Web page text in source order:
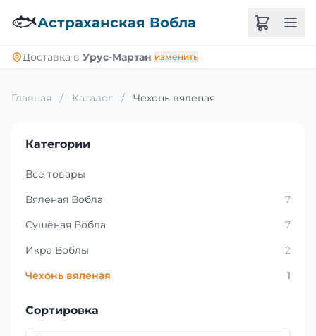
🐟Астраханская Вобла
Доставка в Урус-Мартан изменить
Главная / Каталог / Чехонь вяленая
Категории
Все товары
Вяленая Вобла
7
Сушёная Вобла
7
Икра Воблы
2
Чехонь вяленая
1
Сортировка